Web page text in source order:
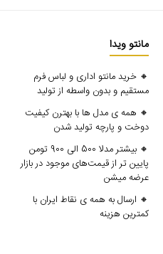
مانتو ویدا
🔸 خرید مانتو اداری و لباس فرم
مستقیم و بدون واسطه از تولید
🔸 همه ی مدل ها با بهترن کیفیت
دوخت و پارچه تولید شدن
🔸 بیشتر مدلا 500 الی 900 تومن
پایین تر از قیمت‌های موجود در بازار
عرضه میشن
🔸 ارسال به همه ی نقاط ایران با
کمترین هزینه